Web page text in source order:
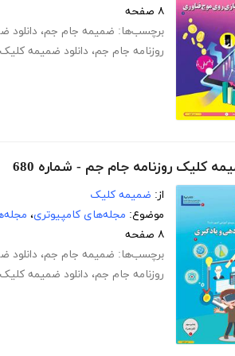
۸ صفحه
برچسب‌ها: ضمیمه جام جم، دانلود
روزنامه جام جم، دانلود ضمیمه کلیک
کلیک روزنامه جام جم - شماره 680
از: ضمیمه کلیک
موضوع: مجله‌های کامپیوتری،
۸ صفحه
برچسب‌ها: ضمیمه جام جم، دانلود
روزنامه جام جم، دانلود ضمیمه کلیک